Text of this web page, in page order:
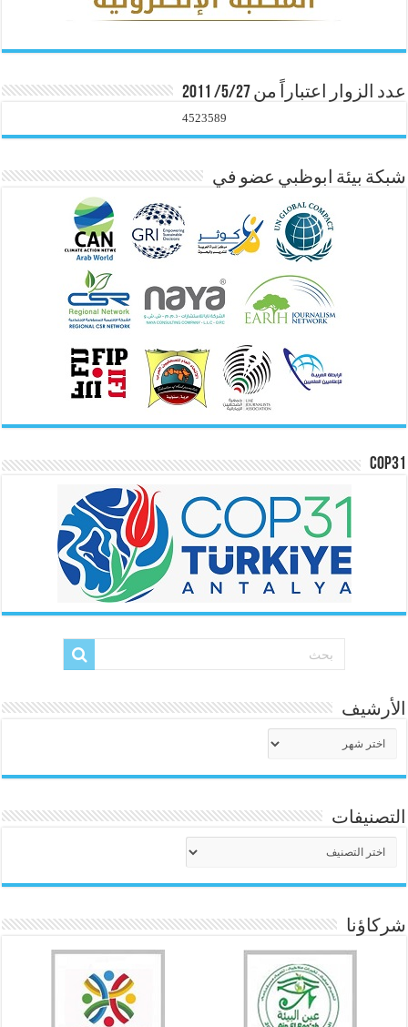
عدد الزوار اعتباراً من 5/27/ 2011
4523589
شبكة بيئة ابوظبي عضو في
COP31
الأرشيف
التصنيفات
شركاؤنا